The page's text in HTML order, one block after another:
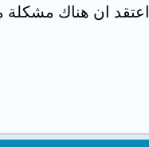
اعتقد ان هناك مشكلة